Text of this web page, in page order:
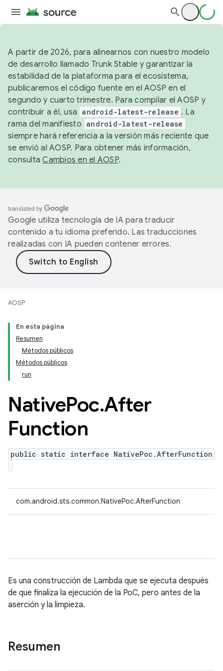
A partir de 2026, para alinearnos con nuestro modelo
de desarrollo llamado Trunk Stable y garantizar la
estabilidad de la plataforma para el ecosistema,
publicaremos el código fuente en el AOSP en el
segundo y cuarto trimestre. Para compilar el AOSP y
contribuir a él, usa android-latest-release . La
rama del manifiesto android-latest-release
siempre hará referencia a la versión más reciente que
se envió al AOSP. Para obtener más información,
consultaCambios en el AOSP.
Google utiliza tecnología de IA para traducir
contenido a tu idioma preferido. Las traducciones
realizadas con IA pueden contener errores.
AOSP
En esta página
Resumen
Métodos públicos
Métodos públicos
run
NativePoc.After
Function
public static interface NativePoc.AfterFunction
com.android.sts.common.NativePoc.AfterFunction
Es una construcción de Lambda que se ejecuta después
de que finaliza la ejecución de la PoC, pero antes de la
aserción y la limpieza.
Resumen